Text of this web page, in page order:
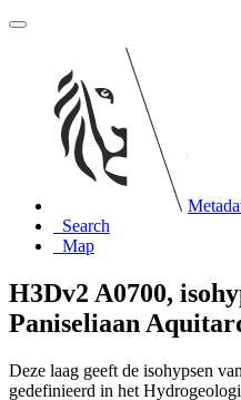
Search
Map
H3Dv2 A0700,
Paniseliaan
Deze laag geeft de isohypsen
gedefinieerd in het